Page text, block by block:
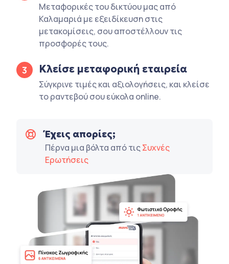
Μεταφορικές του δικτύου μας από
Καλαμαριά με εξειδίκευση στις
μετακομίσεις, σου αποστέλλουν τις
προσφορές τους.
3 Κλείσε μεταφορική εταιρεία
Σύγκρινε τιμές και αξιολογήσεις, και κλείσε
το ραντεβού σου εύκολα online.
Έχεις απορίες;
Πέρνα μια βόλτα από τιςΣυχνές
Ερωτήσεις